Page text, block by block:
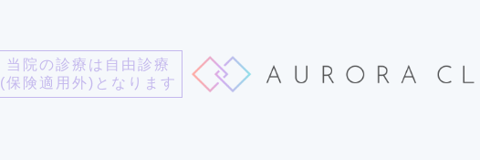
当院の診療は自由診療
(保険適用外)となります